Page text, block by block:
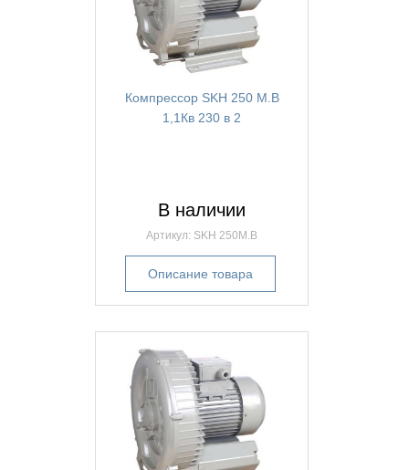
Компрессор SKH 250 М.В
1,1Кв 230 в 2
В наличии
Артикул: SKH 250M.B
Описание товара